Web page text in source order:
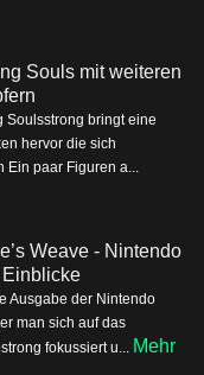
Souls mit weiteren
Soulsstrong bringt eine
hervor die sich
Ein paar Figuren a...
Weave - Nintendo
Einblicke
Ausgabe der Nintendo
man sich auf das
fokussiert u... Mehr